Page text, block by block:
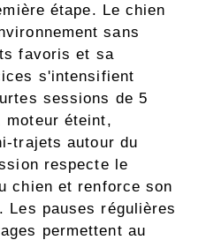
étape. Le chien
sans
favoris et sa
s'intensifient
sessions de 5
moteur éteint,
trajets autour du
respecte le
chien et renforce son
Les pauses régulières
permettent au